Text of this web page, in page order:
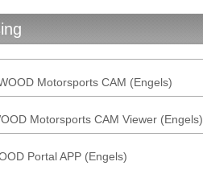
Motorsports CAM (Engels)
Motorsports CAM Viewer (Engels)
Portal APP (Engels)